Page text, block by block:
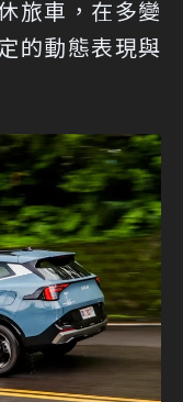
旅車，在多變
的動態表現與